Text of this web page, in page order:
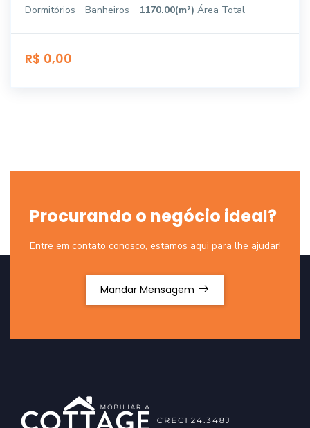
Dormitórios Banheiros 1170.00(m²) Área Total
R$ 0,00
Procurando o negócio ideal?
Entre em contato conosco, estamos aqui para lhe ajudar!
Mandar Mensagem